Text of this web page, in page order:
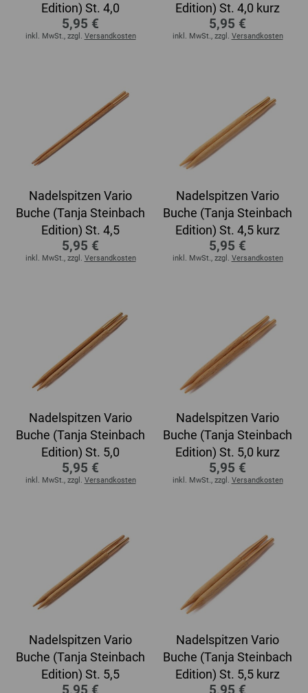
Edition) St. 4,0
5,95 €
inkl. MwSt., zzgl. Versandkosten
Edition) St. 4,0 kurz
5,95 €
inkl. MwSt., zzgl. Versandkosten
Nadelspitzen Vario
Buche (Tanja Steinbach
Edition) St. 4,5
5,95 €
inkl. MwSt., zzgl. Versandkosten
Nadelspitzen Vario
Buche (Tanja Steinbach
Edition) St. 4,5 kurz
5,95 €
inkl. MwSt., zzgl. Versandkosten
Nadelspitzen Vario
Buche (Tanja Steinbach
Edition) St. 5,0
5,95 €
inkl. MwSt., zzgl. Versandkosten
Nadelspitzen Vario
Buche (Tanja Steinbach
Edition) St. 5,0 kurz
5,95 €
inkl. MwSt., zzgl. Versandkosten
Nadelspitzen Vario
Buche (Tanja Steinbach
Edition) St. 5,5
Nadelspitzen Vario
Buche (Tanja Steinbach
Edition) St. 5,5 kurz